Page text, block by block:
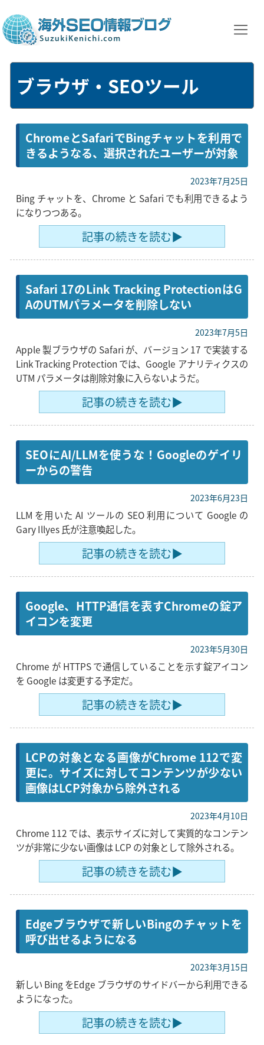
ブラウザ・SEOツール
ChromeとSafariでBingチャットを利用で
きるようなる、選択されたユーザーが対象
2023年7月25日
Bing チャットを、Chrome と Safari でも利用できるよう
になりつつある。
記事の続きを読む▶
Safari 17のLink Tracking ProtectionはG
AのUTMパラメータを削除しない
2023年7月5日
Apple 製ブラウザの Safari が、バージョン 17 で実装する
Link Tracking Protection では、Google アナリティクスの
UTM パラメータは削除対象に入らないようだ。
記事の続きを読む▶
SEOにAI/LLMを使うな！Googleのゲイリ
ーからの警告
2023年6月23日
LLM を用いた AI ツールの SEO 利用について Google の
Gary Illyes 氏が注意喚起した。
記事の続きを読む▶
Google、HTTP通信を表すChromeの錠ア
イコンを変更
2023年5月30日
Chrome が HTTPS で通信していることを示す錠アイコン
を Google は変更する予定だ。
記事の続きを読む▶
LCPの対象となる画像がChrome 112で変
更に。サイズに対してコンテンツが少ない
画像はLCP対象から除外される
2023年4月10日
Chrome 112 では、表示サイズに対して実質的なコンテン
ツが非常に少ない画像は LCP の対象として除外される。
記事の続きを読む▶
Edgeブラウザで新しいBingのチャットを
呼び出せるようになる
2023年3月15日
新しい Bing をEdge ブラウザのサイドバーから利用できる
ようになった。
記事の続きを読む▶